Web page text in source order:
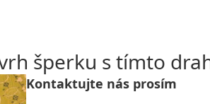
šperku s tímto
Kontaktujte nás prosím